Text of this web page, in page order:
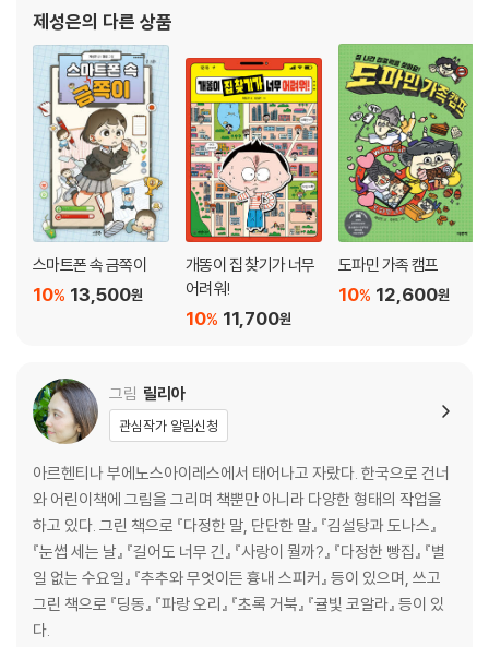
제성은의 다른 상품
스마트폰 속 금쪽이
13,500원
10%
개똥이 집 찾기가 너무
어려워!
11,700원
10%
도파민 가족 캠프
12,600원
10%
그림 릴리아
관심작가 알림신청
아르헨티나 부에노스아이레스에서 태어나고 자랐다. 한국으로 건너
와 어린이책에 그림을 그리며 책뿐만 아니라 다양한 형태의 작업을
하고 있다. 그린 책으로 『다정한 말, 단단한 말』 『김설탕과 도나스』
『눈썹 세는 날』 『길어도 너무 긴』 『사랑이 뭘까?』 『다정한 빵집』 『별
일 없는 수요일』 『추추와 무엇이든 흉내 스피커』 등이 있으며, 쓰고
그린 책으로 『딩동』 『파랑 오리』 『초록 거북』 『귤빛 코알라』 등이 있
다.